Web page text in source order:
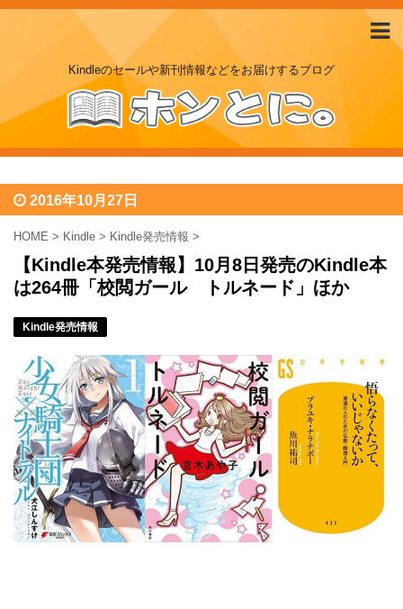
Kindleのセールや新刊情報などをお届けするブログ
2016年10月27日
HOME > Kindle > Kindle発売情報 >
【Kindle本発売情報】10月8日発売のKindle本
は264冊「校閲ガール トルネード」ほか
Kindle発売情報